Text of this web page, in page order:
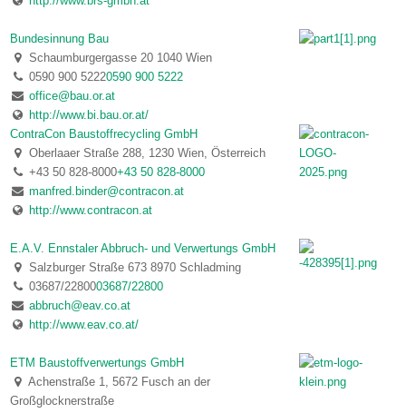
Bundesinnung Bau
Schaumburgergasse 20 1040 Wien
0590 900 52220590 900 5222
office@bau.or.at
http://www.bi.bau.or.at/
ContraCon Baustoffrecycling GmbH
Oberlaaer Straße 288, 1230 Wien, Österreich
+43 50 828-8000+43 50 828-8000
manfred.binder@contracon.at
http://www.contracon.at
E.A.V. Ennstaler Abbruch- und Verwertungs GmbH
Salzburger Straße 673 8970 Schladming
03687/2280003687/22800
abbruch@eav.co.at
http://www.eav.co.at/
ETM Baustoffverwertungs GmbH
Achenstraße 1, 5672 Fusch an der
Großglocknerstraße